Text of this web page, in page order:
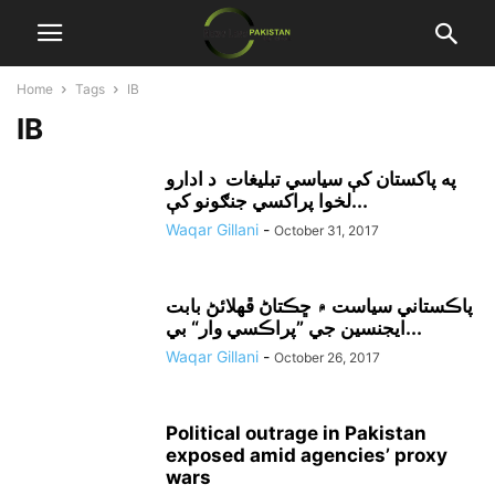
Home Tags IB
IB
په پاکستان کې سياسي تبليغات د ادارو
لخوا پراکسي جنګونو کې...
Waqar Gillani - October 31, 2017
پاڪستاني سياست ۾ ڇڪتاڻ ڦهلائڻ بابت
ايجنسين جي ”پراڪسي وار“ بي...
Waqar Gillani - October 26, 2017
Political outrage in Pakistan
exposed amid agencies’ proxy
wars